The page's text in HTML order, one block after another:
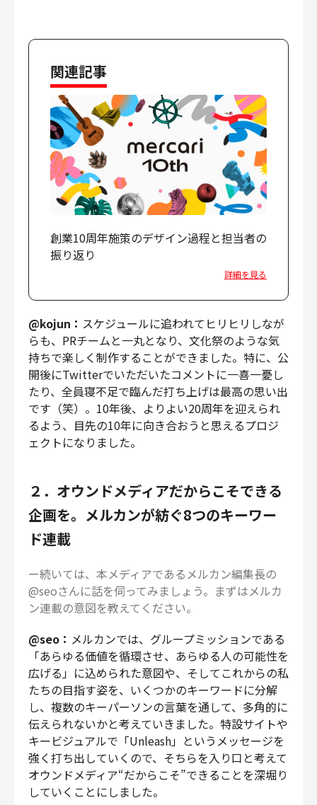
関連記事
創業10周年施策のデザイン過程と担当者の
振り返り
詳細を見る
@kojun： スケジュールに追われてヒリヒリしなが
らも、PRチームと一丸となり、文化祭のような気
持ちで楽しく制作することができました。特に、公
開後にTwitterでいただいたコメントに一喜一憂し
たり、全員寝不足で臨んだ打ち上げは最高の思い出
です（笑）。10年後、よりよい20周年を迎えられ
るよう、目先の10年に向き合おうと思えるプロジ
ェクトになりました。
２．オウンドメディアだからこそできる
企画を。メルカンが紡ぐ8つのキーワー
ド連載
ー続いては、本メディアであるメルカン編集長の
@seoさんに話を伺ってみましょう。まずはメルカ
ン連載の意図を教えてください。
@seo： メルカンでは、グループミッションである
「あらゆる価値を循環させ、あらゆる人の可能性を
広げる」に込められた意図や、そしてこれからの私
たちの目指す姿を、いくつかのキーワードに分解
し、複数のキーパーソンの言葉を通して、多角的に
伝えられないかと考えていきました。特設サイトや
キービジュアルで「Unleash」というメッセージを
強く打ち出していくので、そちらを入り口と考えて
オウンドメディア“だからこそ”できることを深堀り
していくことにしました。